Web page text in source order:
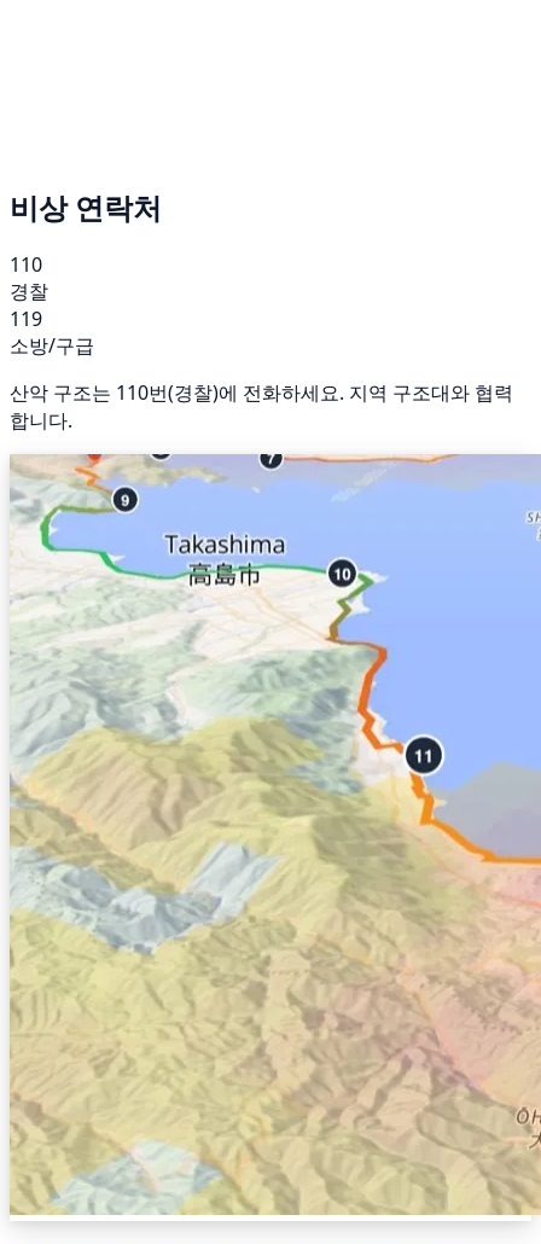
비상 연락처
110
경찰
119
소방/구급
산악 구조는 110번(경찰)에 전화하세요. 지역 구조대와 협력
합니다.